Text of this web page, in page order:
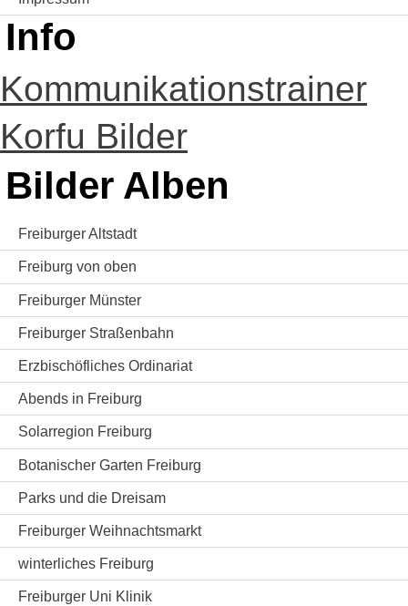
Info
Kommunikationstrainer
Korfu Bilder
Bilder Alben
Freiburger Altstadt
Freiburg von oben
Freiburger Münster
Freiburger Straßenbahn
Erzbischöfliches Ordinariat
Abends in Freiburg
Solarregion Freiburg
Botanischer Garten Freiburg
Parks und die Dreisam
Freiburger Weihnachtsmarkt
winterliches Freiburg
Freiburger Uni Klinik